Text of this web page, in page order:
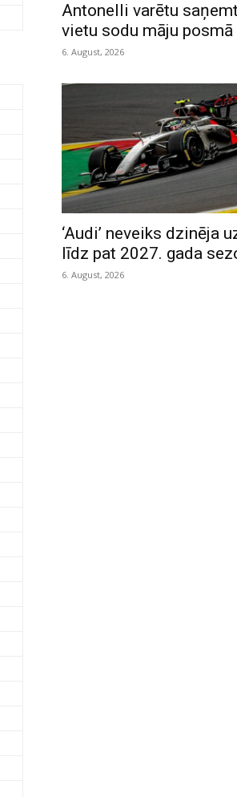
Antonelli varētu
vietu sodu māju
6. August, 2026
‘Audi’ neveiks dzinēja
līdz pat 2027. gada
6. August, 2026